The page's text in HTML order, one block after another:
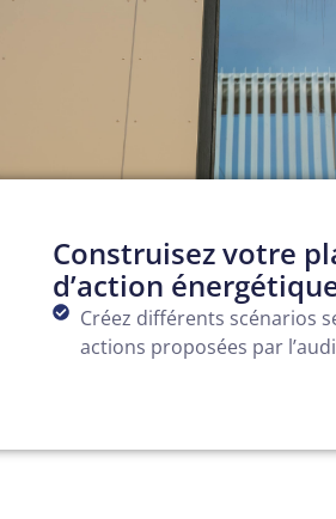
Construisez votre
d’action
Créez différents scénarios
actions proposées par